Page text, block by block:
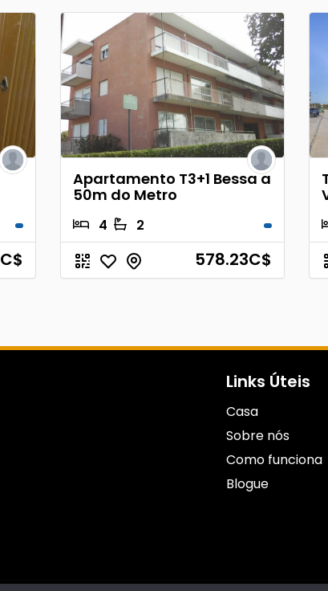
C$
Apartamento T3+1 Bessa a
50m do Metro
4 2
578.23C$
Links Úteis
Casa
Sobre nós
Como funciona
Blogue